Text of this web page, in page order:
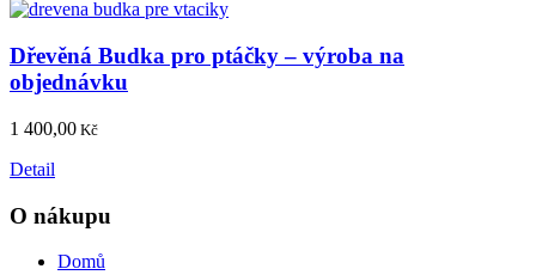
Dřevěná Budka pro ptáčky – výroba na
objednávku
1 400,00 Kč
Detail
O nákupu
Domů